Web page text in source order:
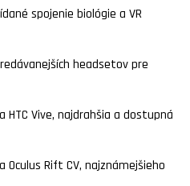
spojenie biológie a VR
headsetov pre
HTC Vive, najdrahšia a dostupná
Oculus Rift CV, najznámejšieho